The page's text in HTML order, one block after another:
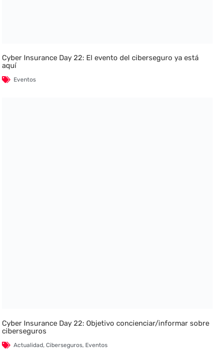
Cyber Insurance Day 22: El evento del ciberseguro ya está
aquí
Eventos
Cyber Insurance Day 22: Objetivo concienciar/informar sobre
ciberseguros
Actualidad,Ciberseguros, Eventos